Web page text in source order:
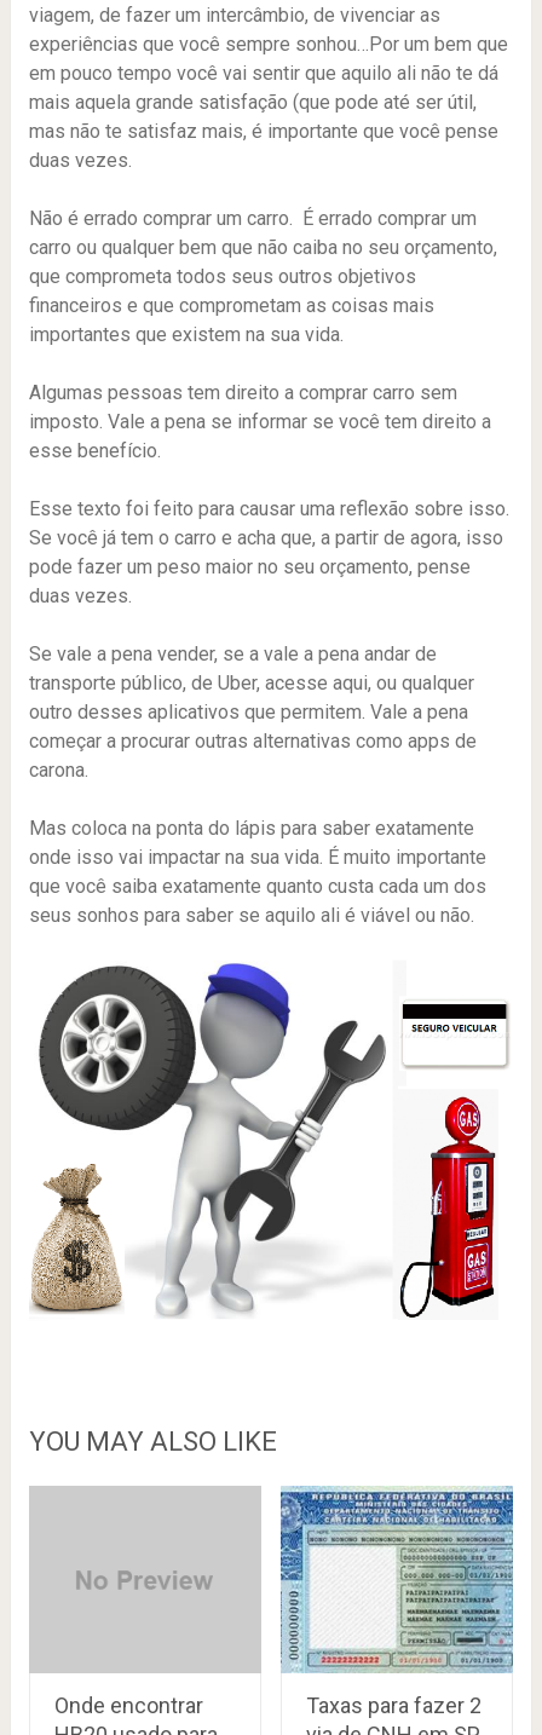
viagem, de fazer um intercâmbio, de vivenciar as
experiências que você sempre sonhou…Por um bem que
em pouco tempo você vai sentir que aquilo ali não te dá
mais aquela grande satisfação (que pode até ser útil,
mas não te satisfaz mais, é importante que você pense
duas vezes.
Não é errado comprar um carro. É errado comprar um
carro ou qualquer bem que não caiba no seu orçamento,
que comprometa todos seus outros objetivos
financeiros e que comprometam as coisas mais
importantes que existem na sua vida.
Algumas pessoas tem direito a comprar carro sem
imposto. Vale a pena se informar se você tem direito a
esse benefício.
Esse texto foi feito para causar uma reflexão sobre isso.
Se você já tem o carro e acha que, a partir de agora, isso
pode fazer um peso maior no seu orçamento, pense
duas vezes.
Se vale a pena vender, se a vale a pena andar de
transporte público, de Uber, acesse aqui, ou qualquer
outro desses aplicativos que permitem. Vale a pena
começar a procurar outras alternativas como apps de
carona.
Mas coloca na ponta do lápis para saber exatamente
onde isso vai impactar na sua vida. É muito importante
que você saiba exatamente quanto custa cada um dos
seus sonhos para saber se aquilo ali é viável ou não.
YOU MAY ALSO LIKE
Onde encontrar
Taxas para fazer 2